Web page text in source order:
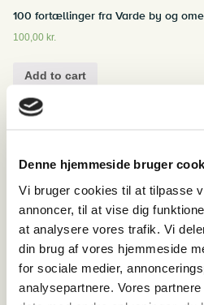
Denne hjemmeside bruger
Vi bruger cookies til at tilpasse
annoncer, til at vise dig
at analysere vores trafik. Vi
din brug af vores hjemmeside
for sociale medier,
analysepartnere. Vores
100 fortællinger fra Varde by og
100,00 kr.
Add to cart
125,00kr.
Add to cart
Vestjyske Jernbaner
35,00kr.